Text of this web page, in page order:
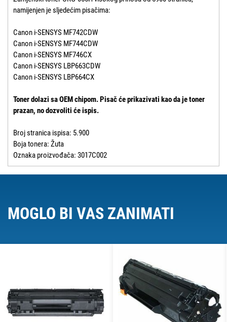
namijenjen je sljedećim pisačima:
Canon i-SENSYS MF742CDW
Canon i-SENSYS MF744CDW
Canon i-SENSYS MF746CX
Canon i-SENSYS LBP663CDW
Canon i-SENSYS LBP664CX
Toner dolazi sa OEM chipom. Pisač će prikazivati kao da je toner
prazan, no dozvoliti će ispis.
Broj stranica ispisa: 5.900
Boja tonera: Žuta
Oznaka proizvođača: 3017C002
MOGLO BI VAS ZANIMATI